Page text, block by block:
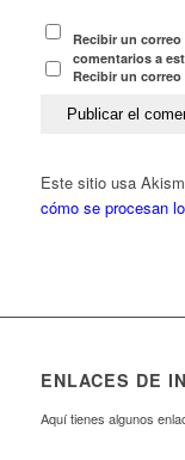
Recibir un
comentarios a
Recibir un
Este sitio usa
cómo se procesan
ENLACES DE
Aquí tienes algunos